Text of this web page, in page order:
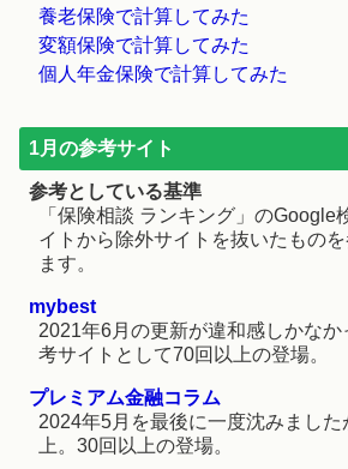
養老保険で計算してみた
変額保険で計算してみた
個人年金保険で計算してみた
1月の参考サイト
参考としている基準
「保険相談 ランキング」のGoogle
イトから除外サイトを抜いたもの
ます。
mybest
2021年6月の更新が違和感しかな
考サイトとして70回以上の登場。
プレミアム金融コラム
2024年5月を最後に一度沈みまし
上。30回以上の登場。